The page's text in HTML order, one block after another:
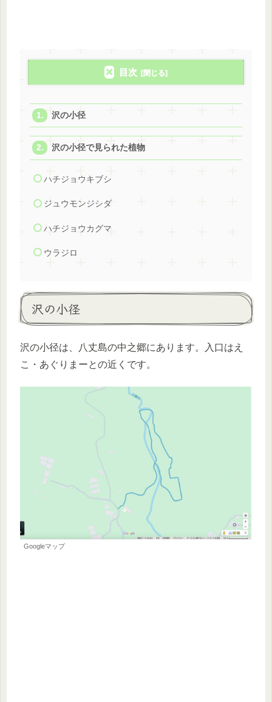
目次
沢の小径
沢の小径で見られた植物
ハチジョウキブシ
ジュウモンジシダ
ハチジョウカグマ
ウラジロ
沢の小径
沢の小径は、八丈島の中之郷にあります。入口はえ
こ・あぐりまーとの近くです。
Googleマップ